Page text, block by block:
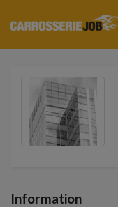
Information